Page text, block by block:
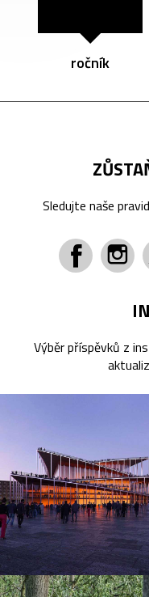
ročník
Sledujte naše
Výběr příspěvků z